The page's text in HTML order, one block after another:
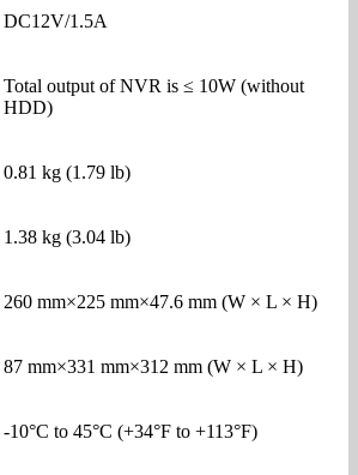
DC12V/1.5A
Total output of NVR is ≤ 10W (without
HDD)
0.81 kg (1.79 lb)
1.38 kg (3.04 lb)
260 mm×225 mm×47.6 mm (W × L × H)
87 mm×331 mm×312 mm (W × L × H)
-10°C to 45°C (+34°F to +113°F)